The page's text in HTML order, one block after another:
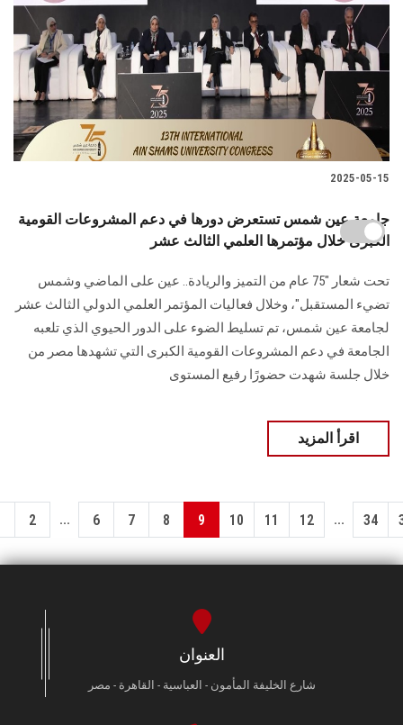
2025-05-15
جامعة عين شمس تستعرض دورها في دعم المشروعات القومية
الكبرى خلال مؤتمرها العلمي الثالث عشر
تحت شعار "75 عام من التميز والريادة.. عين على الماضي وشمس
تضيء المستقبل"، وخلال فعاليات المؤتمر العلمي الدولي الثالث عشر
لجامعة عين شمس، تم تسليط الضوء على الدور الحيوي الذي تلعبه
الجامعة في دعم المشروعات القومية الكبرى التي تشهدها مصر من
خلال جلسة شهدت حضورًا رفيع المستوى
اقرأ المزيد
2 ... 6 7 8 9 10 11 12 ... 34
العنوان
شارع الخليفة المأمون - العباسية - القاهرة - مصر